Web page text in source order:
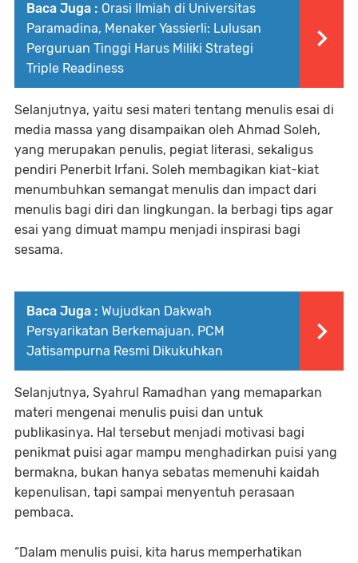
Baca Juga : Orasi Ilmiah di Universitas
Paramadina, Menaker Yassierli: Lulusan
Perguruan Tinggi Harus Miliki Strategi
Triple Readiness
Selanjutnya, yaitu sesi materi tentang menulis esai di
media massa yang disampaikan oleh Ahmad Soleh,
yang merupakan penulis, pegiat literasi, sekaligus
pendiri Penerbit Irfani. Soleh membagikan kiat-kiat
menumbuhkan semangat menulis dan impact dari
menulis bagi diri dan lingkungan. Ia berbagi tips agar
esai yang dimuat mampu menjadi inspirasi bagi
sesama.
Baca Juga : Wujudkan Dakwah
Persyarikatan Berkemajuan, PCM
Jatisampurna Resmi Dikukuhkan
Selanjutnya, Syahrul Ramadhan yang memaparkan
materi mengenai menulis puisi dan untuk
publikasinya. Hal tersebut menjadi motivasi bagi
penikmat puisi agar mampu menghadirkan puisi yang
bermakna, bukan hanya sebatas memenuhi kaidah
kepenulisan, tapi sampai menyentuh perasaan
pembaca.
“Dalam menulis puisi, kita harus memperhatikan